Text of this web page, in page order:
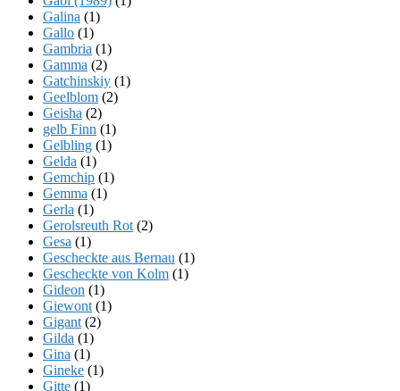
Galina (1)
Gallo (1)
Gambria (1)
Gamma (2)
Gatchinskiy (1)
Geelblom (2)
Geisha (2)
gelb Finn (1)
Gelbling (1)
Gelda (1)
Gemchip (1)
Gemma (1)
Gerla (1)
Gerolsreuth Rot (2)
Gesa (1)
Gescheckte aus Bernau (1)
Gescheckte von Kolm (1)
Gideon (1)
Giewont (1)
Gigant (2)
Gilda (1)
Gina (1)
Gineke (1)
Gitte (1)